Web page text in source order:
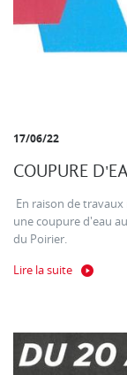
17/06/22
COUPURE
En raison de travaux
une coupure d'eau
du Poirier.
Lire la suite